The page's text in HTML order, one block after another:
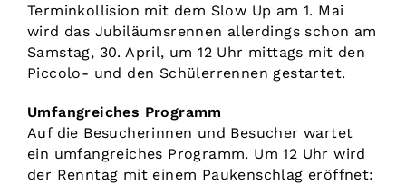
Terminkollision mit dem Slow Up am 1. Mai
wird das Jubiläumsrennen allerdings schon am
Samstag, 30. April, um 12 Uhr mittags mit den
Piccolo- und den Schülerrennen gestartet.
Umfangreiches Programm
Auf die Besucherinnen und Besucher wartet
ein umfangreiches Programm. Um 12 Uhr wird
der Renntag mit einem Paukenschlag eröffnet: